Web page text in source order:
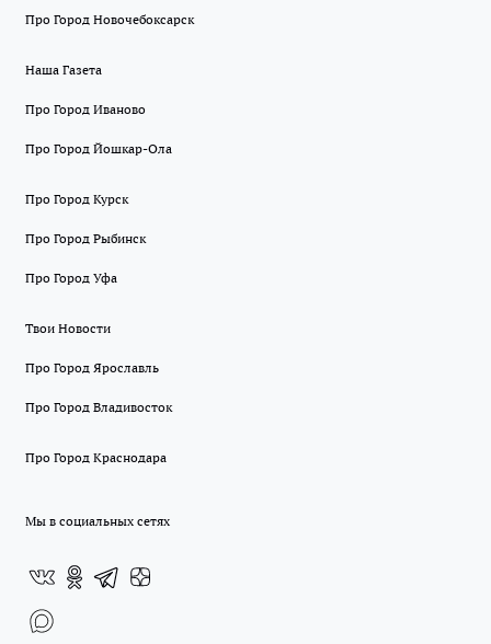
Про Город Новочебоксарск
Наша Газета
Про Город Иваново
Про Город Йошкар-Ола
Про Город Курск
Про Город Рыбинск
Про Город Уфа
Твои Новости
Про Город Ярославль
Про Город Владивосток
Про Город Краснодара
Мы в социальных сетях